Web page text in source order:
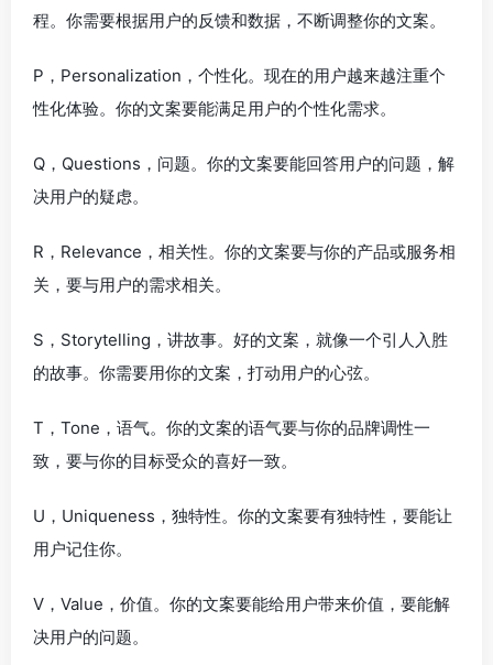
程。你需要根据用户的反馈和数据，不断调整你的文案。
P，Personalization，个性化。现在的用户越来越注重个
性化体验。你的文案要能满足用户的个性化需求。
Q，Questions，问题。你的文案要能回答用户的问题，解
决用户的疑虑。
R，Relevance，相关性。你的文案要与你的产品或服务相
关，要与用户的需求相关。
S，Storytelling，讲故事。好的文案，就像一个引人入胜
的故事。你需要用你的文案，打动用户的心弦。
T，Tone，语气。你的文案的语气要与你的品牌调性一
致，要与你的目标受众的喜好一致。
U，Uniqueness，独特性。你的文案要有独特性，要能让
用户记住你。
V，Value，价值。你的文案要能给用户带来价值，要能解
决用户的问题。